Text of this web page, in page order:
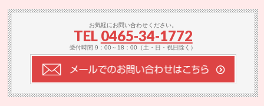
お気軽にお問い合わせください。
TEL 0465-34-1772
受付時間 9：00～18：00（土・日・祝日除く）